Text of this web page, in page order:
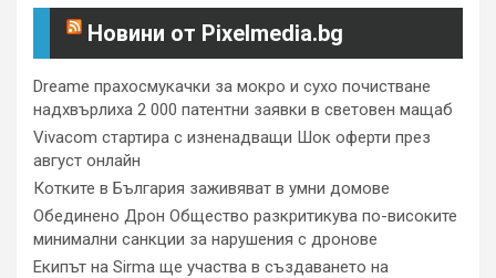
Новини от Pixelmedia.bg
Dreame прахосмукачки за мокро и сухо почистване
надхвърлиха 2 000 патентни заявки в световен мащаб
Vivacom стартира с изненадващи Шок оферти през
август онлайн
Котките в България заживяват в умни домове
Обединено Дрон Общество разкритикува по-високите
минимални санкции за нарушения с дронове
Екипът на Sirma ще участва в създаването на